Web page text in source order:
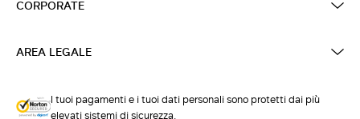
CORPORATE
AREA LEGALE
I tuoi pagamenti e i tuoi dati personali sono protetti dai più
elevati sistemi di sicurezza.